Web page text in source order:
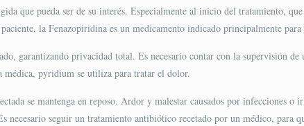
que pueda ser de su interés. Especialmente al inicio del tratamiento,
la Fenazopiridina es un medicamento indicado principalmente
garantizando privacidad total. Es necesario contar con la supervisión
médica, pyridium se utiliza para tratar el dolor.
se mantenga en reposo. Ardor y malestar causados por infecciones
necesario seguir un tratamiento antibiótico recetado por un médico, para